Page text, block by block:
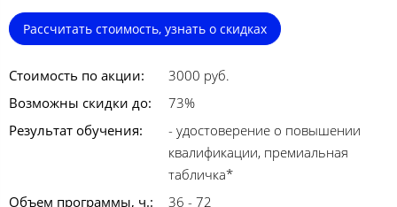
Рассчитать стоимость, узнать о скидках
Стоимость по акции:
3000 руб.
Возможны скидки до:
73%
Результат обучения:
- удостоверение о повышении
квалификации, премиальная
табличка*
Объем программы, ч.:
36 - 72